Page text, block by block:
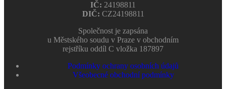
IČ: 24198811
DIČ: CZ24198811
Společnost je zapsána
u Městského soudu v Praze v obchodním
rejstříku oddíl C vložka 187897
Podmínky ochrany osobních údajů
Všeobecné obchodní podmínky